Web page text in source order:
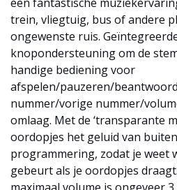
trein, vliegtuig, bus of andere
ongewenste ruis.
knopondersteuning om de
handige bediening voor
afspelen/pauzeren/
nummer/vorige nummer/
omlaag. Met de ‘transparante
oordopjes het geluid van
programmering, zodat je weet
gebeurt als je oordopjes